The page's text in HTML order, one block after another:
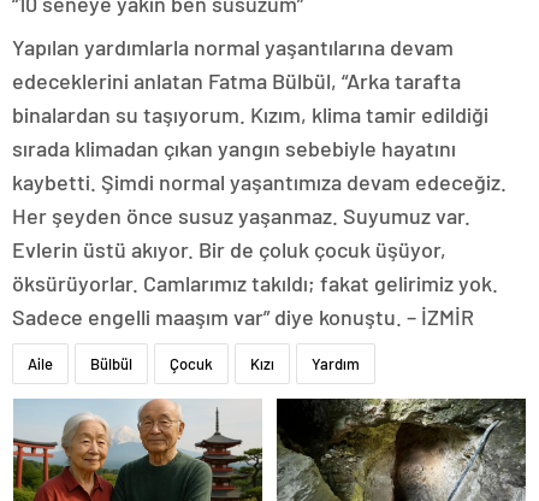
Yapılan yardımlarla normal yaşantılarına devam
edeceklerini anlatan Fatma Bülbül, “Arka tarafta
binalardan su taşıyorum. Kızım, klima tamir edildiği
sırada klimadan çıkan yangın sebebiyle hayatını
kaybetti. Şimdi normal yaşantımıza devam edeceğiz.
Her şeyden önce susuz yaşanmaz. Suyumuz var.
Evlerin üstü akıyor. Bir de çoluk çocuk üşüyor,
öksürüyorlar. Camlarımız takıldı; fakat gelirimiz yok.
Sadece engelli maaşım var” diye konuştu. – İZMİR
Aile Bülbül Çocuk Kızı Yardım